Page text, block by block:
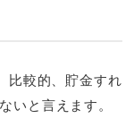
比較的、貯金すれ
いと言えます。